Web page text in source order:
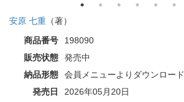
安原 七重 （著）
商品番号
198090
販売状態
発売中
納品形態
会員メニューよりダウンロード
発売日
2026年05月20日